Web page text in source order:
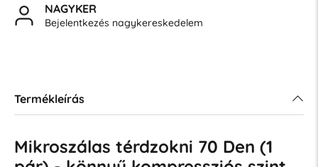
NAGYKER
Bejelentkezés nagykereskedelem
Termékleírás
Mikroszálas térdzokni 70 Den (1